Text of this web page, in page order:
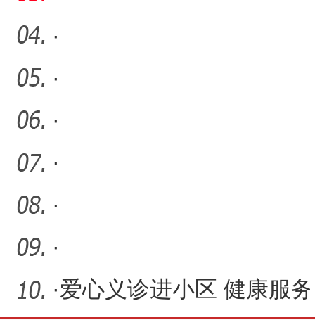
·
·
·
·
·
·
·爱心义诊进小区 健康服务